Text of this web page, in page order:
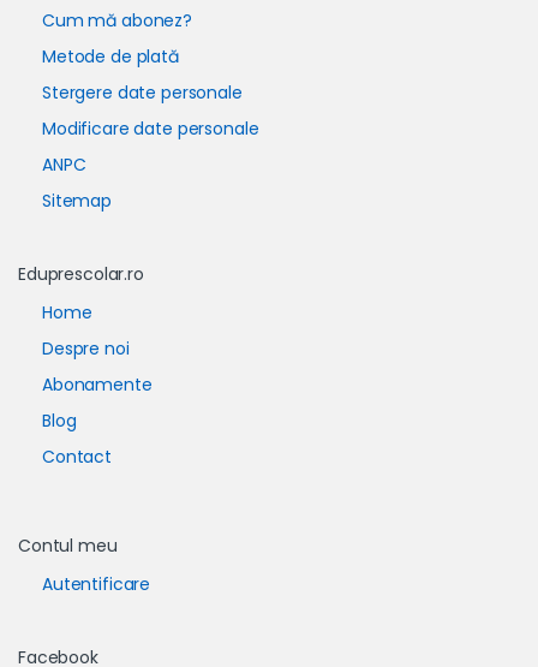
Cum mă abonez?
Metode de plată
Stergere date personale
Modificare date personale
ANPC
Sitemap
Eduprescolar.ro
Home
Despre noi
Abonamente
Blog
Contact
Contul meu
Autentificare
Facebook